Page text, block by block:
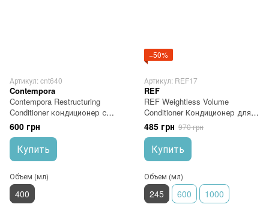
Артикул: cnt640
Contempora
Contempora Restructuring
Conditioner кондиционер с
растительным кератином и
маслом опунции 400 мл
600 грн
Купить
Объем (мл)
400
−50%
Артикул: REF17
REF
REF Weightless Volume
Conditioner Кондиционер для
объема волос, глубокое
очищение 245 мл
485 грн 970 грн
Купить
Объем (мл)
245 600 1000